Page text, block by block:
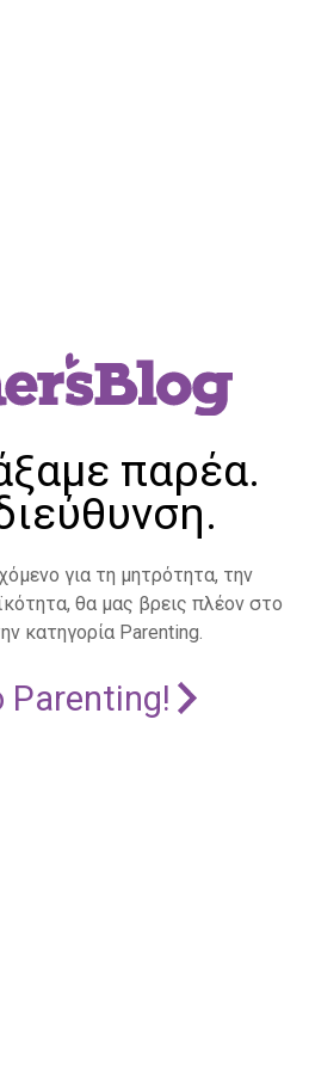
παρέα.
για τη μητρότητα, την
θα μας βρεις πλέον στο
κατηγορία Parenting.
Parenting!